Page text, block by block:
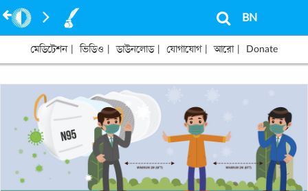
BN
মেডিটেশন ভিডিও ডাউনলোড যোগাযোগ আরো Donate